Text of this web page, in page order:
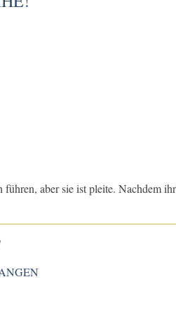
aber sie ist pleite. Nachdem